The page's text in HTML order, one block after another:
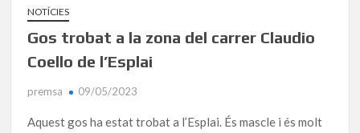
NOTÍCIES
Gos trobat a la zona del carrer Claudio
Coello de l’Esplai
premsa 09/05/2023
Aquest gos ha estat trobat a l’Esplai. És mascle i és molt